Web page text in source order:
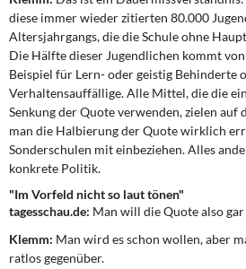
diese immer wieder zitierten 80.000
Altersjahrgangs, die die Schule ohne
Die Hälfte dieser Jugendlichen kommt
Beispiel für Lern- oder geistig Behinderte
Verhaltensauffällige. Alle Mittel, die die
Senkung der Quote verwenden, zielen auf
man die Halbierung der Quote wirklich
Sonderschulen mit einbeziehen. Alles
konkrete Politik.
"Im Vorfeld nicht so laut tönen"
tagesschau.de: Man will die Quote also
Klemm: Man wird es schon wollen, aber
ratlos gegenüber.